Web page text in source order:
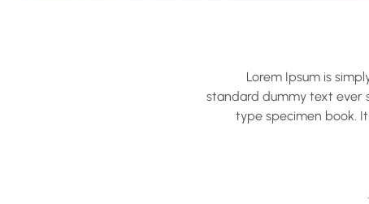
Lorem Ipsum is
standard dummy text ever
type specimen book.